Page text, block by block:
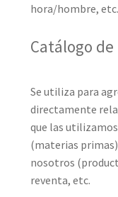
hora/hombre, etc.
Catálogo
Se utiliza para
directamente
que las
(materias
nosotros
reventa, etc.